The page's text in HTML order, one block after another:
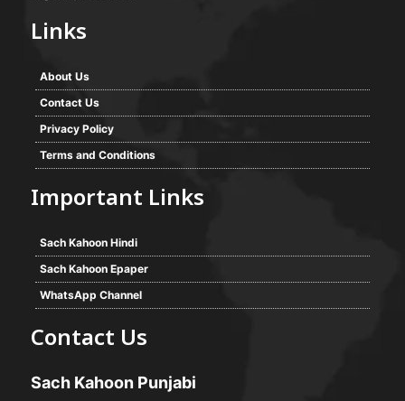
Links
About Us
Contact Us
Privacy Policy
Terms and Conditions
Important Links
Sach Kahoon Hindi
Sach Kahoon Epaper
WhatsApp Channel
Contact Us
Sach Kahoon Punjabi